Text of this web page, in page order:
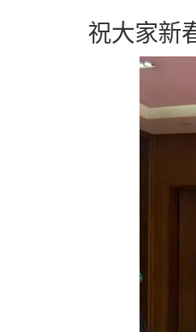
祝大家新春